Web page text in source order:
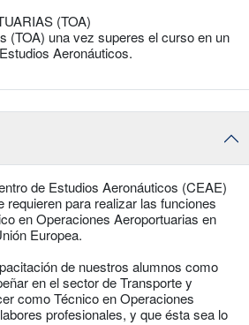
(TOA)
(TOA) una vez superes el curso en un
Aeronáuticos.
de Estudios Aeronáuticos (CEAE)
para realizar las funciones
en Operaciones Aeroportuarias en
Europea.
de nuestros alumnos como
en el sector de Transporte y
como Técnico en Operaciones
profesionales, y que ésta sea lo